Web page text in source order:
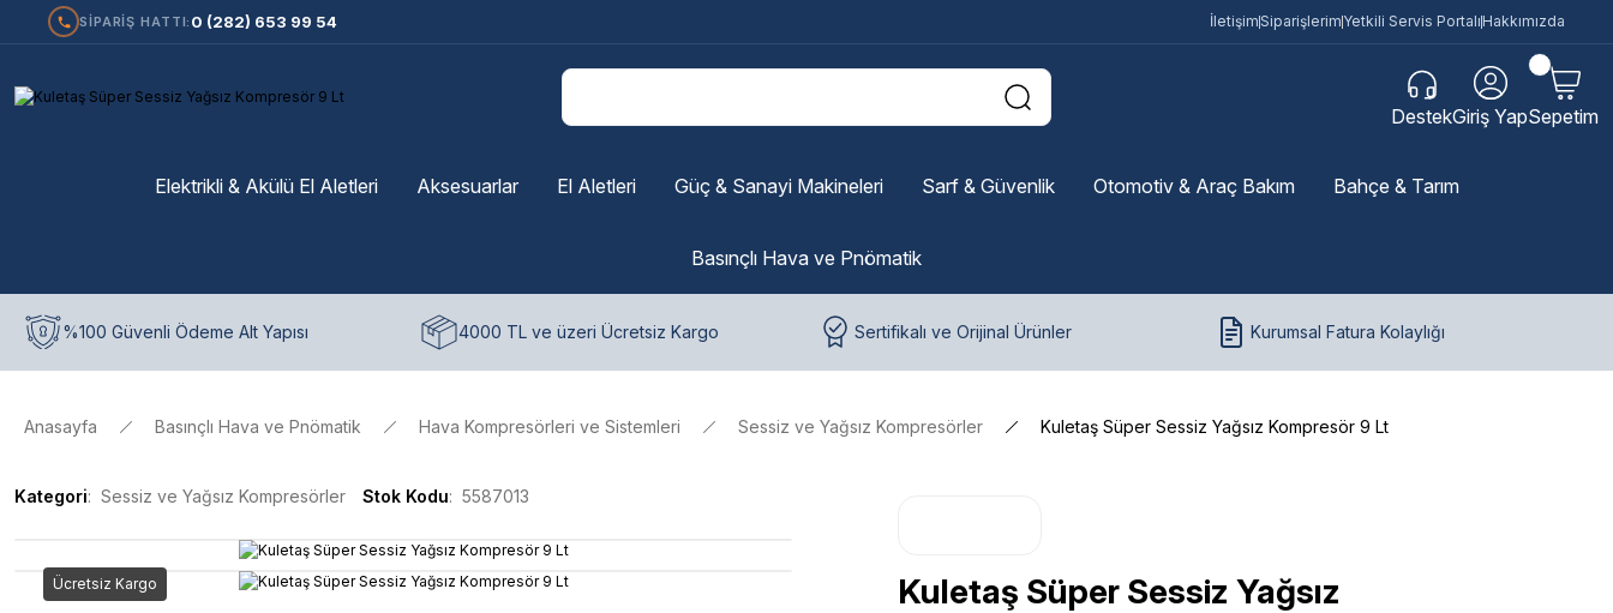
SİPARİŞ HATTI: 0 (282) 653 99 54 İletişimSiparişlerim Yetkili Servis Portalı Hakkımızda
DestekGiriş YapSepetim
Elektrikli & Akülü El Aletleri Aksesuarlar El Aletleri Güç & Sanayi Makineleri Sarf & Güvenlik Otomotiv & Araç Bakım Bahçe & Tarım
Basınçlı Hava ve Pnömatik
%100 Güvenli Ödeme Alt Yapısı 4000 TL ve üzeri Ücretsiz Kargo Sertifikalı ve Orijinal Ürünler Kurumsal Fatura Kolaylığı
Anasayfa Basınçlı Hava ve Pnömatik Hava Kompresörleri ve Sistemleri Sessiz ve Yağsız Kompresörler Kuletaş Süper Sessiz Yağsız Kompresör 9 Lt
Kategori Sessiz ve Yağsız Kompresörler Stok Kodu 5587013
Ücretsiz Kargo
Kuletaş Süper Sessiz Yağsız